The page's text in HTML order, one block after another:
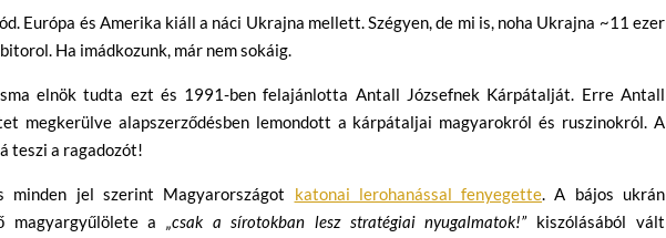
Európa és Amerika kiáll a náci Ukrajna mellett. Szégyen, de mi is, noha Ukrajna ~11 ezer
Ha imádkozunk, már nem sokáig.
elnök tudta ezt és 1991-ben felajánlotta Antall Józsefnek Kárpátalját. Erre Antall
megkerülve alapszerződésben lemondott a kárpátaljai magyarokról és ruszinokról. A
teszi a ragadozót!
minden jel szerint Magyarországot katonai lerohanással fenyegette. A bájos ukrán
magyargyűlölete a„csak a sírotokban lesz stratégiai nyugalmatok!” kiszólásából vált